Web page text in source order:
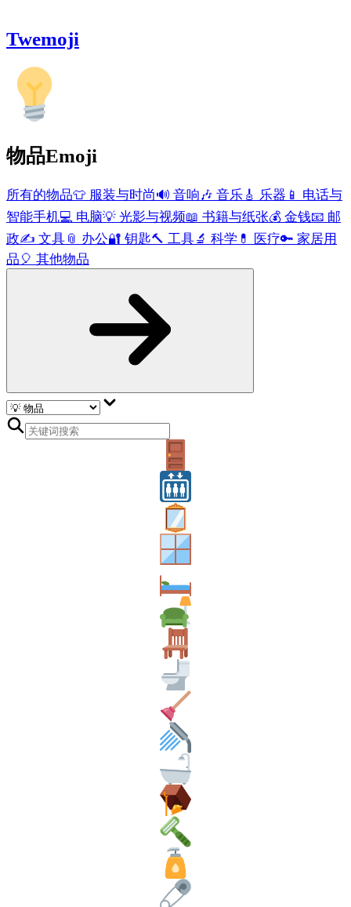
Twemoji
物品Emoji
所有的物品👕 服装与时尚🔊 音响🎶 音乐 🎸 乐器 📱 电话与
智能手机💻 电脑💡 光影与视频📖 书籍与纸张💰 金钱📧 邮
政✍️ 文具 📎 办公🔐 钥匙🔨 工具🔬 科学 💊 医疗🔑 家居用
品 🎈 其他物品